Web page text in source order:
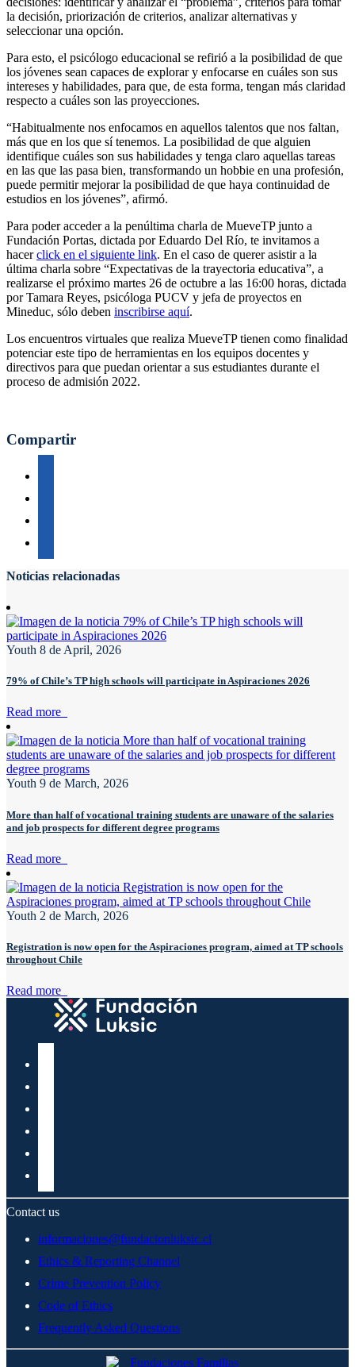
la decisión, priorización de criterios, analizar alternativas y
seleccionar una opción.
Para esto, el psicólogo educacional se refirió a la posibilidad de que
los jóvenes sean capaces de explorar y enfocarse en cuáles son sus
intereses y habilidades, para que, de esta forma, tengan más claridad
respecto a cuáles son las proyecciones.
“Habitualmente nos enfocamos en aquellos talentos que nos faltan,
más que en los que sí tenemos. La posibilidad de que alguien
identifique cuáles son sus habilidades y tenga claro aquellas tareas
en las que las pasa bien, transformando un hobbie en una profesión,
puede permitir mejorar la posibilidad de que haya continuidad de
estudios en los jóvenes”, afirmó.
Para poder acceder a la penúltima charla de MueveTP junto a
Fundación Portas, dictada por Eduardo Del Río, te invitamos a
hacerclick en el siguiente link. En el caso de querer asistir a la
última charla sobre “Expectativas de la trayectoria educativa”, a
realizarse el próximo martes 26 de octubre a las 16:00 horas, dictada
por Tamara Reyes, psicóloga PUCV y jefa de proyectos en
Mineduc, sólo deben inscribirse aquí.
Los encuentros virtuales que realiza MueveTP tienen como finalidad
potenciar este tipo de herramientas en los equipos docentes y
directivos para que puedan orientar a sus estudiantes durante el
proceso de admisión 2022.
Compartir
Noticias relacionadas
Youth 8 de April, 2026
79% of Chile’s TP high schools will participate in Aspiraciones 2026
Read more
Youth 9 de March, 2026
More than half of vocational training students are unaware of the salaries
and job prospects for different degree programs
Read more
Youth 2 de March, 2026
Registration is now open for the Aspiraciones program, aimed at TP schools
throughout Chile
Read more
Contact us
informaciones@fundacionluksic.cl
Ethics & Reporting Channel
Crime Prevention Policy
Code of Ethics
Frequently Asked Questions